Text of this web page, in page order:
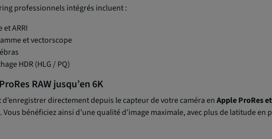
professionnels intégrés incluent :
et ARRI
et vectorscope
HDR (HLG / PQ)
RAW jusqu’en 6K
d’enregistrer directement depuis le capteur de votre caméra enApple ProRes
bénéficiez ainsi d’une qualité d’image maximale, avec plus de latitude en